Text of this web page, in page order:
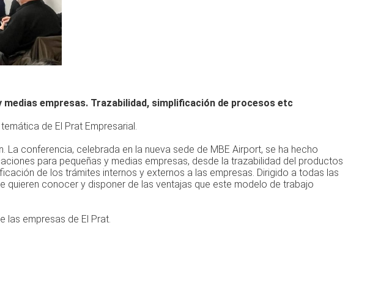
empresas. Trazabilidad, simplificación de procesos etc
de El Prat Empresarial.
conferencia, celebrada en la nueva sede de MBE Airport, se ha hecho
para pequeñas y medias empresas, desde la trazabilidad del productos
de los trámites internos y externos a las empresas. Dirigido a todas las
quieren conocer y disponer de las ventajas que este modelo de trabajo
las empresas de El Prat.